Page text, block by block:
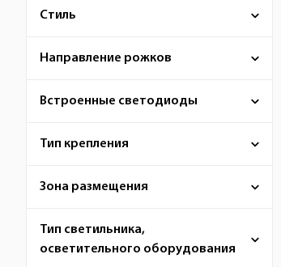
Стиль
Направление рожков
Встроенные светодиоды
Тип крепления
Зона размещения
Тип светильника,
осветительного оборудования